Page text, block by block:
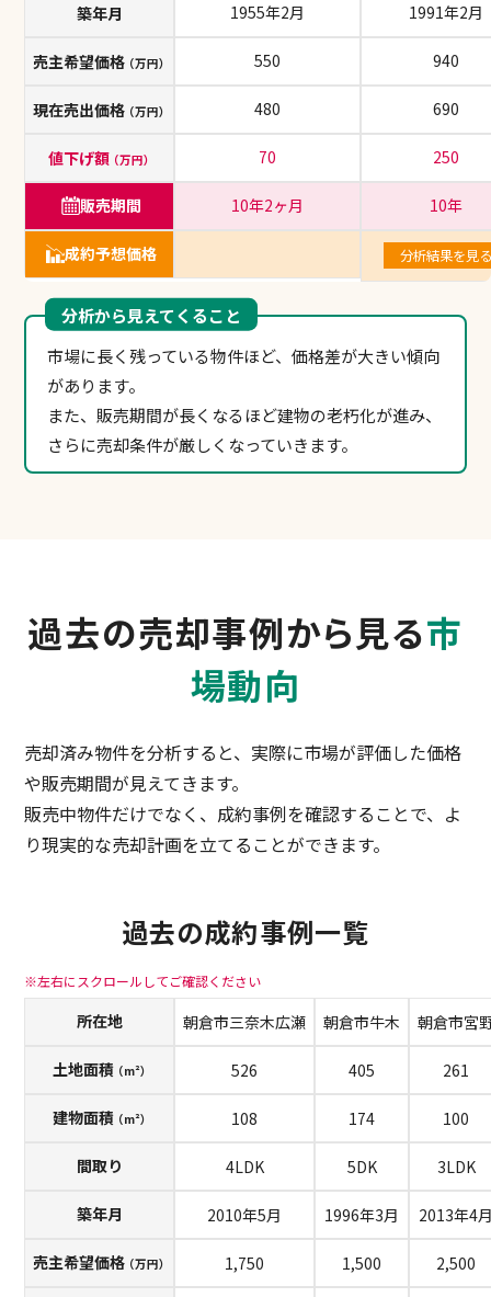
築年月
売主希望価格 （万円）
現在売出価格 （万円）
値下げ額 （万円）
販売期間
成約予想価格
1955年2月
550
480
70
10年2ヶ月
1991年2月
940
690
250
10年
分析結果を見
分析から見えてくること
市場に長く残っている物件ほど、価格差が大きい傾向
があります。
また、販売期間が長くなるほど建物の老朽化が進み、
さらに売却条件が厳しくなっていきます。
過去の売却事例から見る市
場動向
売却済み物件を分析すると、実際に市場が評価した価格
や販売期間が見えてきます。
販売中物件だけでなく、成約事例を確認することで、よ
り現実的な売却計画を立てることができます。
過去の成約事例一覧
所在地
土地面積 （m²）
建物面積 （m²）
間取り
築年月
売主希望価格 （万円）
朝倉市三奈木広瀬
526
108
4LDK
2010年5月
1,750
朝倉市牛木
405
174
5DK
1996年3月
1,500
朝倉市宮
261
100
3LDK
2013年4
2,500